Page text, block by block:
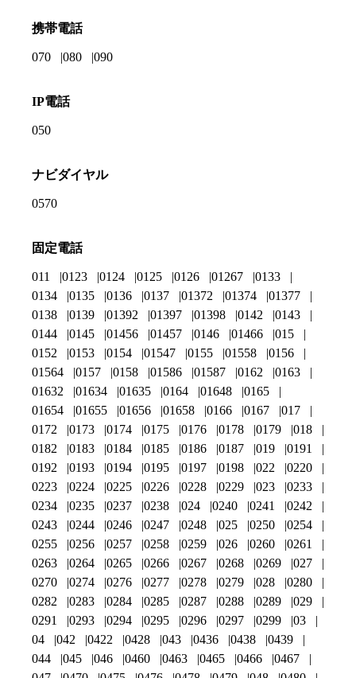
携帯電話
070 080 090
IP電話
050
ナビダイヤル
0570
固定電話
011 0123 0124 0125 0126 01267
0133
0134
0135 0136 0137 01372 01374
01377
0138
0139 01392 01397 01398 0142
0143
0144
0145 01456 01457 0146 01466
015
0152
0153 0154 01547 0155 01558
0156
01564
0157 0158 01586 01587 0162
0163
01632
01634 01635 0164 01648
0165
01654
01655 01656 01658 0166 0167
017
0172
0173 0174 0175 0176 0178 0179
018
0182
0183 0184 0185 0186 0187 019
0191
0192
0193 0194 0195 0197 0198 022
0220
0223
0224 0225 0226 0228 0229 023
0233
0234
0235 0237 0238 024 0240 0241
0242
0243
0244 0246 0247 0248 025 0250
0254
0255
0256 0257 0258 0259 026 0260
0261
0263
0264 0265 0266 0267 0268 0269
027
0270
0274 0276 0277 0278 0279 028
0280
0282
0283 0284 0285 0287 0288 0289
029
0291
0293 0294 0295 0296 0297 0299
03
04
042 0422 0428 043 0436 0438
0439
044
045 046 0460 0463 0465 0466
0467